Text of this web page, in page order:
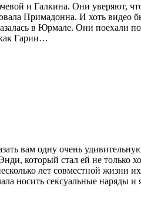
и Галкина. Они уверяют,
Примадонна. И хоть видео
в Юрмале. Они поехали
Гарии…
вам одну очень
который стал ей не
лет совместной жизни
носить сексуальные наряды и